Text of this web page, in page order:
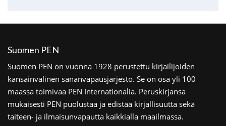
Suomen PEN
Suomen PEN on vuonna 1928 perustettu kirjailijoiden
kansainvälinen sananvapausjärjestö. Se on osa yli 100
maassa toimivaa PEN Internationalia. Peruskirjansa
mukaisesti PEN puolustaa ja edistää kirjallisuutta sekä
taiteen- ja ilmaisunvapautta kaikkialla maailmassa.